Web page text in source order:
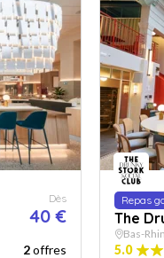
Dès
40 €
2offres
Repas
The
Bas-
5.0